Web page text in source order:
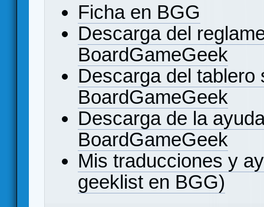
Ficha en BGG
Descarga del
BoardGameGeek
Descarga del tablero
BoardGameGeek
Descarga de la
BoardGameGeek
Mis traducciones y
geeklist en BGG)